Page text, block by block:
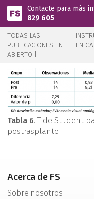
Pasar al contenido
Contacte para más
829 605
TODAS LAS
PUBLICACIONES EN
ABIERTO |
EN
Tabla 6. T de Student
postrasplante
Acerca de FS
Sobre nosotros